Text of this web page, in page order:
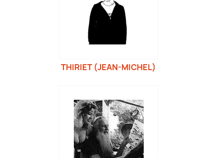
THIRIET (JEAN-MICHEL)